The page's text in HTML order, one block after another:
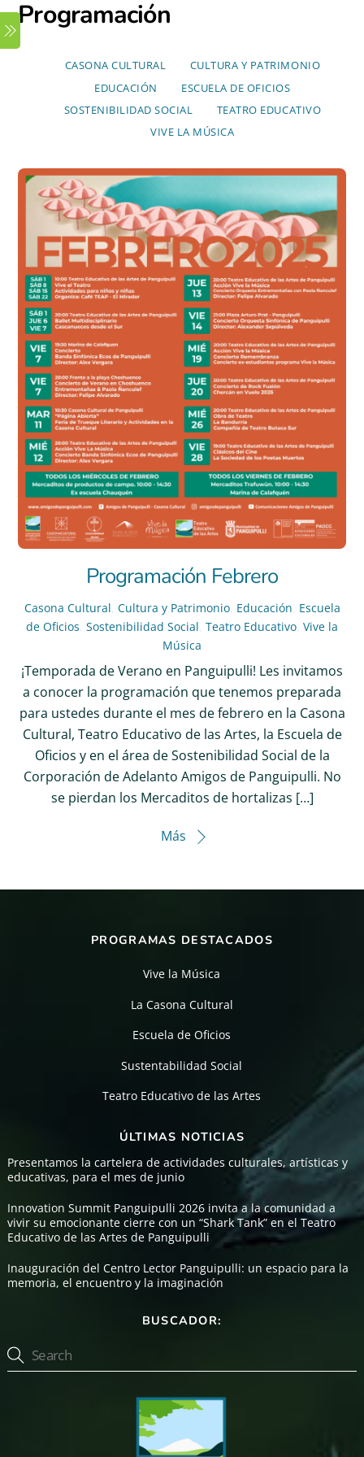
Skip
to
content
Menu
Programación
CASONA CULTURAL
CULTURA Y PATRIMONIO
EDUCACIÓN
ESCUELA DE OFICIOS
SOSTENIBILIDAD SOCIAL
TEATRO EDUCATIVO
VIVE LA MÚSICA
Programación Febrero
Casona Cultural, Cultura y Patrimonio, Educación, Escuela
de Oficios, Sostenibilidad Social, Teatro Educativo, Vive la
Música
¡Temporada de Verano en Panguipulli! Les invitamos
a conocer la programación que tenemos preparada
para ustedes durante el mes de febrero en la Casona
Cultural, Teatro Educativo de las Artes, la Escuela de
Oficios y en el área de Sostenibilidad Social de la
Corporación de Adelanto Amigos de Panguipulli. No
se pierdan los Mercaditos de hortalizas […]
Más
PROGRAMAS DESTACADOS
Vive la Música
La Casona Cultural
Escuela de Oficios
Sustentabilidad Social
Teatro Educativo de las Artes
ÚLTIMAS NOTICIAS
Presentamos la cartelera de actividades culturales, artísticas y
educativas, para el mes de junio
Innovation Summit Panguipulli 2026 invita a la comunidad a
vivir su emocionante cierre con un “Shark Tank” en el Teatro
Educativo de las Artes de Panguipulli
Inauguración del Centro Lector Panguipulli: un espacio para la
memoria, el encuentro y la imaginación
BUSCADOR: